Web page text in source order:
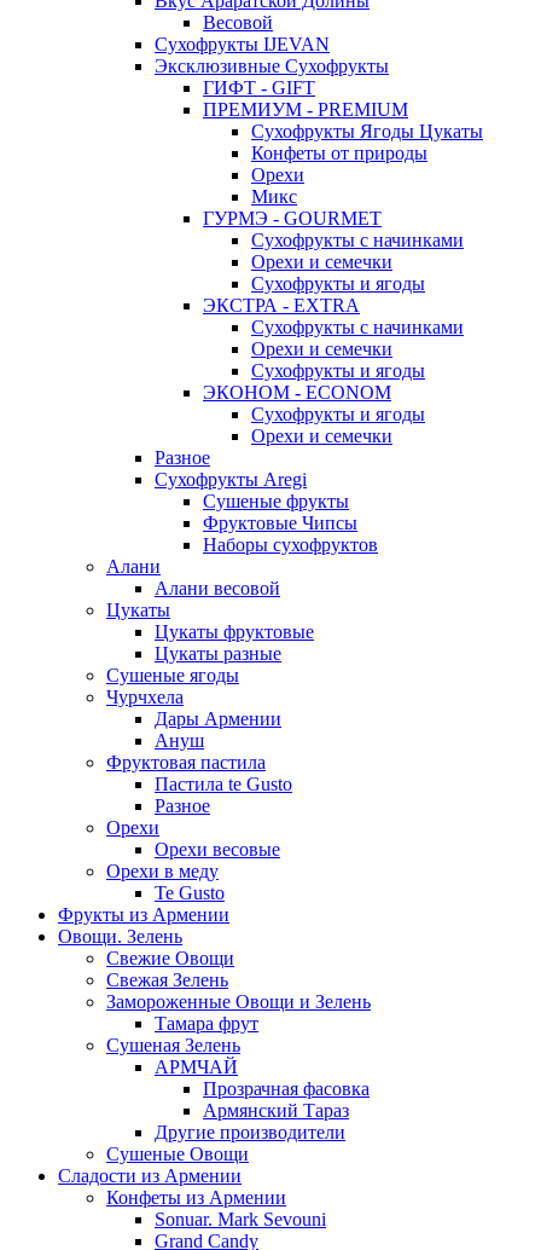
Весовой
Сухофрукты IJEVAN
Эксклюзивные Сухофрукты
ГИФТ - GIFT
ПРЕМИУМ - PREMIUM
Сухофрукты Ягоды Цукаты
Конфеты от природы
Орехи
Микс
ГУРМЭ - GOURMET
Сухофрукты с начинками
Орехи и семечки
Сухофрукты и ягоды
ЭКСТРА - EXTRA
Сухофрукты с начинками
Орехи и семечки
Сухофрукты и ягоды
ЭКОНОМ - ECONOM
Сухофрукты и ягоды
Орехи и семечки
Разное
Сухофрукты Aregi
Сушеные фрукты
Фруктовые Чипсы
Наборы сухофруктов
Алани
Алани весовой
Цукаты
Цукаты фруктовые
Цукаты разные
Сушеные ягоды
Чурчхела
Дары Армении
Ануш
Фруктовая пастила
Пастила te Gusto
Разное
Орехи
Орехи весовые
Орехи в меду
Te Gusto
Фрукты из Армении
Овощи. Зелень
Свежие Овощи
Свежая Зелень
Замороженные Овощи и Зелень
Тамара фрут
Сушеная Зелень
АРМЧАЙ
Прозрачная фасовка
Армянский Тараз
Другие производители
Сушеные Овощи
Сладости из Армении
Конфеты из Армении
Sonuar. Mark Sevouni
Grand Candy